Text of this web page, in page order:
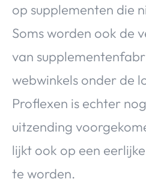
op supplementen die
Soms worden ook de
van
webwinkels onder de
Proflexen is echter
uitzending
lijkt ook op een
te worden.